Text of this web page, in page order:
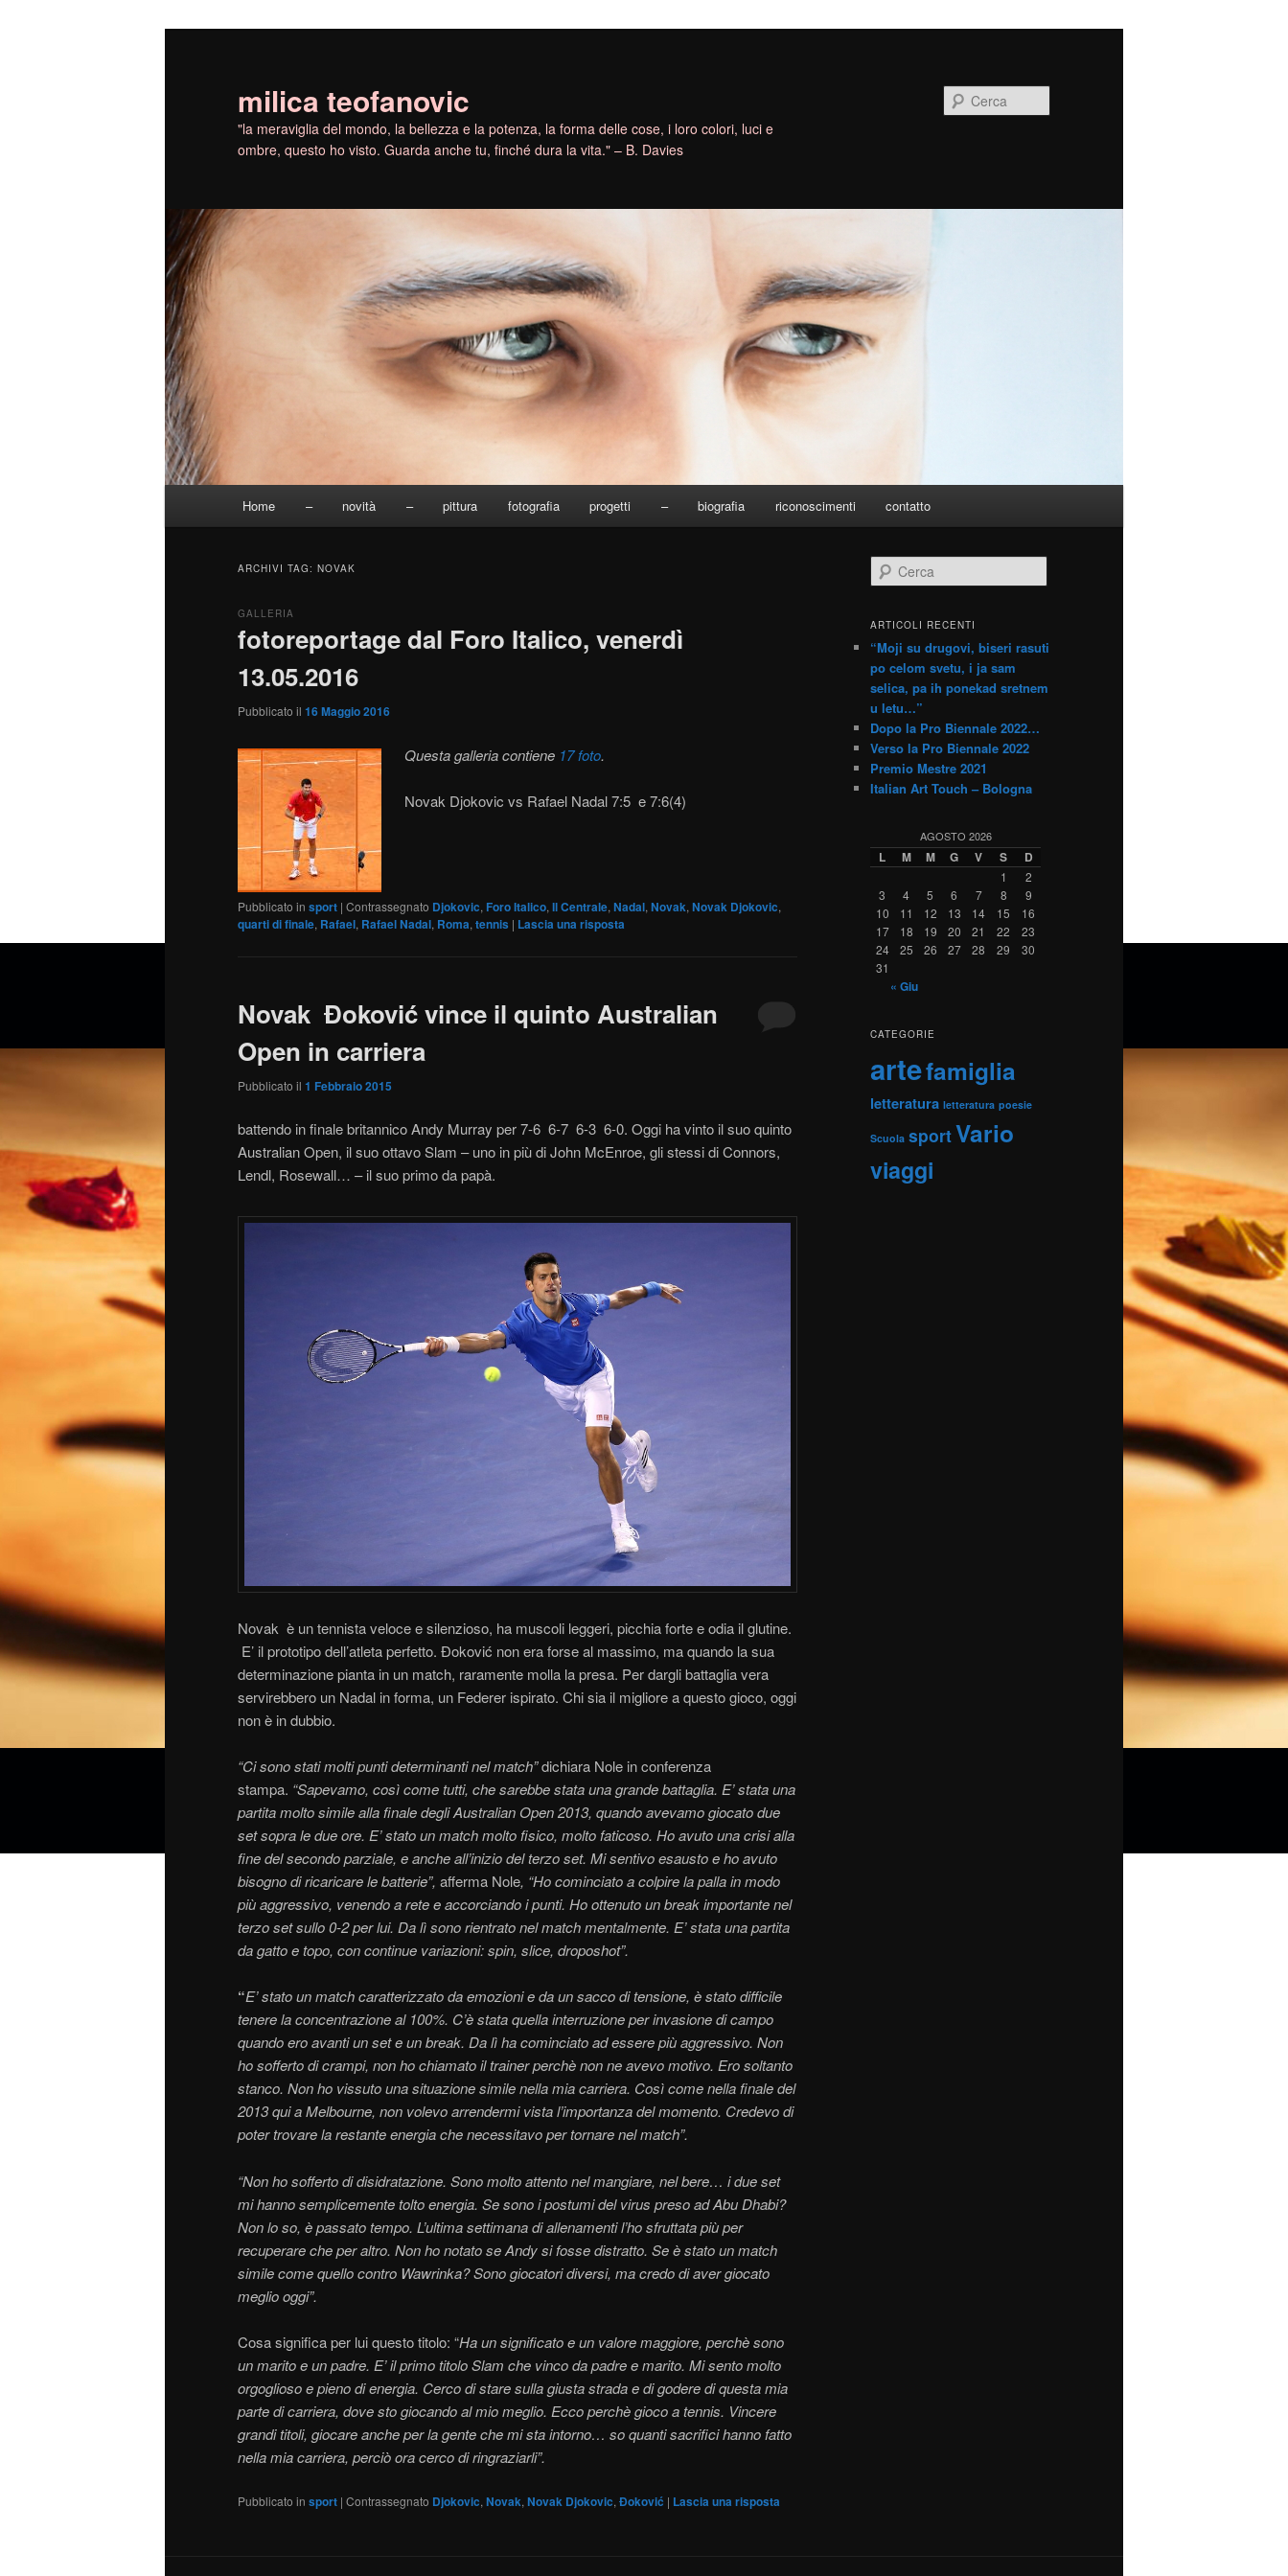
milica teofanovic
"la meraviglia del mondo, la bellezza e la potenza, la forma delle cose, i loro colori, luci e
ombre, questo ho visto. Guarda anche tu, finché dura la vita." – B. Davies
Home – novità – pittura fotografia progetti – biografia riconoscimenti contatto
ARCHIVI TAG: NOVAK
fotoreportage dal Foro Italico, venerdì
13.05.2016
GALLERIA
Pubblicato il 16 Maggio 2016
Questa galleria contiene 17 foto.
Novak Djokovic vs Rafael Nadal 7:5 e 7:6(4)
Pubblicato in sport | Contrassegnato Djokovic, Foro Italico, Il Centrale, Nadal, Novak, Novak Djokovic,
quarti di finale, Rafael, Rafael Nadal, Roma, tennis | Lascia una risposta
Novak Đoković vince il quinto Australian
Open in carriera
Pubblicato il 1 Febbraio 2015
battendo in finale britannico Andy Murray per 7-6 6-7 6-3 6-0. Oggi ha vinto il suo quinto
Australian Open, il suo ottavo Slam – uno in più di John McEnroe, gli stessi di Connors,
Lendl, Rosewall… – il suo primo da papà.
Novak è un tennista veloce e silenzioso, ha muscoli leggeri, picchia forte e odia il glutine.
E’ il prototipo dell’atleta perfetto. Đoković non era forse al massimo, ma quando la sua
determinazione pianta in un match, raramente molla la presa. Per dargli battaglia vera
servirebbero un Nadal in forma, un Federer ispirato. Chi sia il migliore a questo gioco, oggi
non è in dubbio.
“Ci sono stati molti punti determinanti nel match”dichiara Nole in conferenza
stampa. “Sapevamo, così come tutti, che sarebbe stata una grande battaglia. E’ stata una
partita molto simile alla finale degli Australian Open 2013, quando avevamo giocato due
set sopra le due ore. E’ stato un match molto fisico, molto faticoso. Ho avuto una crisi alla
fine del secondo parziale, e anche all’inizio del terzo set. Mi sentivo esausto e ho avuto
bisogno di ricaricare le batterie”, afferma Nole, “Ho cominciato a colpire la palla in modo
più aggressivo, venendo a rete e accorciando i punti. Ho ottenuto un break importante nel
terzo set sullo 0-2 per lui. Da lì sono rientrato nel match mentalmente. E’ stata una partita
da gatto e topo, con continue variazioni: spin, slice, droposhot”.
“E’ stato un match caratterizzato da emozioni e da un sacco di tensione, è stato difficile
tenere la concentrazione al 100%. C’è stata quella interruzione per invasione di campo
quando ero avanti un set e un break. Da lì ha cominciato ad essere più aggressivo. Non
ho sofferto di crampi, non ho chiamato il trainer perchè non ne avevo motivo. Ero soltanto
stanco. Non ho vissuto una situazione simile nella mia carriera. Così come nella finale del
2013 qui a Melbourne, non volevo arrendermi vista l’importanza del momento. Credevo di
poter trovare la restante energia che necessitavo per tornare nel match”.
“Non ho sofferto di disidratazione. Sono molto attento nel mangiare, nel bere… i due set
mi hanno semplicemente tolto energia. Se sono i postumi del virus preso ad Abu Dhabi?
Non lo so, è passato tempo. L’ultima settimana di allenamenti l’ho sfruttata più per
recuperare che per altro. Non ho notato se Andy si fosse distratto. Se è stato un match
simile come quello contro Wawrinka? Sono giocatori diversi, ma credo di aver giocato
meglio oggi”.
Cosa significa per lui questo titolo: “Ha un significato e un valore maggiore, perchè sono
un marito e un padre. E’ il primo titolo Slam che vinco da padre e marito. Mi sento molto
orgoglioso e pieno di energia. Cerco di stare sulla giusta strada e di godere di questa mia
parte di carriera, dove sto giocando al mio meglio. Ecco perchè gioco a tennis. Vincere
grandi titoli, giocare anche per la gente che mi sta intorno… so quanti sacrifici hanno fatto
nella mia carriera, perciò ora cerco di ringraziarli”.
Pubblicato in sport | Contrassegnato Djokovic, Novak, Novak Djokovic, Đoković | Lascia una risposta
e
c
ARTICOLI RECENTI
“Moji su drugovi, biseri rasuti
po celom svetu, i ja sam
selica, pa ih ponekad sretnem
u letu…”
Dopo la Pro Biennale 2022…
Verso la Pro Biennale 2022
Premio Mestre 2021
Italian Art Touch – Bologna
AGOSTO 2026
L M M G V S D
1
2
3
4 5 6 7 8
9
10
11 12 13 14 15
16
17
18 19 20 21 22
23
24
25 26 27 28 29
30
31
« Giu
CATEGORIE
artefamiglia
letteratura letteratura poesie
Scuola sportVario
viaggi